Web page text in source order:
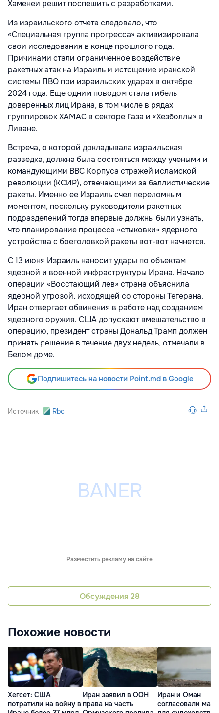
Хаменеи решит поспешить с разработками.
Из израильского отчета следовало, что
«Специальная группа прогресса» активизировала
свои исследования в конце прошлого года.
Причинами стали ограниченное воздействие
ракетных атак на Израиль и истощение иранской
системы ПВО при израильских ударах в октябре
2024 года. Еще одним поводом стала гибель
доверенных лиц Ирана, в том числе в рядах
группировок ХАМАС в секторе Газа и «Хезболлы» в
Ливане.
Встреча, о которой докладывала израильская
разведка, должна была состояться между учеными и
командующими ВВС Корпуса стражей исламской
революции (КСИР), отвечающими за баллистические
ракеты. Именно ее Израиль счел переломным
моментом, поскольку руководители ракетных
подразделений тогда впервые должны были узнать,
что планирование процесса «стыковки» ядерного
устройства с боеголовкой ракеты вот-вот начнется.
С 13 июня Израиль наносит удары по объектам
ядерной и военной инфраструктуры Ирана. Начало
операции «Восстающий лев» страна объяснила
ядерной угрозой, исходящей со стороны Тегерана.
Иран отвергает обвинения в работе над созданием
ядерного оружия. США допускают вмешательство в
операцию, президент страны Дональд Трамп должен
принять решение в течение двух недель, отмечали в
Белом доме.
Подпишитесь на новости Point.md в Google
Источник Rbc
Разместить рекламу на сайте
Обсуждения 28
Похожие новости
Хегсет: США
потратили на войну в
Иран заявил в ООН
права на часть
Иран и Оман
согласовали